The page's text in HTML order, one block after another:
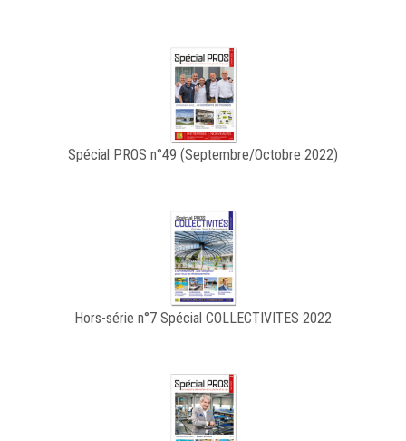
Spécial PROS n°49 (Septembre/Octobre 2022)
Hors-série n°7 Spécial COLLECTIVITES 2022